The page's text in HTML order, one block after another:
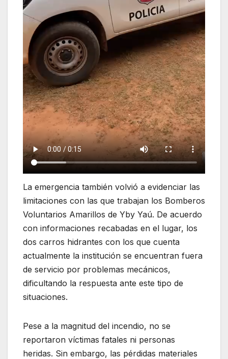
La emergencia también volvió a evidenciar las
limitaciones con las que trabajan los Bomberos
Voluntarios Amarillos de Yby Yaú. De acuerdo
con informaciones recabadas en el lugar, los
dos carros hidrantes con los que cuenta
actualmente la institución se encuentran fuera
de servicio por problemas mecánicos,
dificultando la respuesta ante este tipo de
situaciones.
Pese a la magnitud del incendio, no se
reportaron víctimas fatales ni personas
heridas. Sin embargo, las pérdidas materiales